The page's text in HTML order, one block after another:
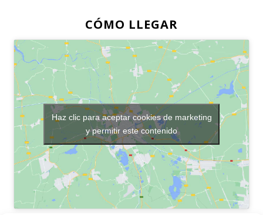
CÓMO LLEGAR
Haz clic para aceptar cookies de marketing
y permitir este contenido